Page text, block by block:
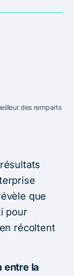
des remparts
que
pour
récoltent
entre la